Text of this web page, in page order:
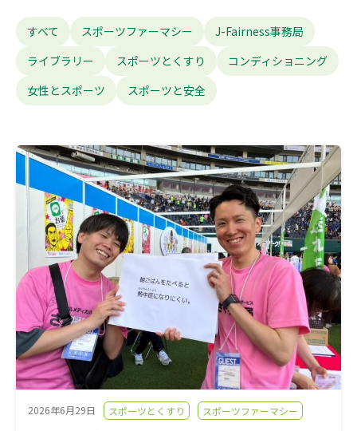
すべて スポーツファーマシー
J-Fairness事務局
ライブラリー
スポーツとくすり
コンディショニング
女性とスポーツ
スポーツと安全
2026年6月29日 スポーツとくすり スポーツファーマシー